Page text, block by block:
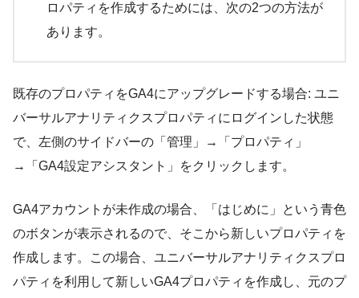
ロパティを作成するためには、次の2つの方法が
あります。
既存のプロパティをGA4にアップグレードする場合: ユニ
バーサルアナリティクスプロパティにログインした状態
で、左側のサイドバーの「管理」→「プロパティ」
→「GA4設定アシスタント」をクリックします。
GA4アカウントが未作成の場合、「はじめに」という青色
のボタンが表示されるので、そこから新しいプロパティを
作成します。この場合、ユニバーサルアナリティクスプロ
パティを利用して新しいGA4プロパティを作成し、元のプ